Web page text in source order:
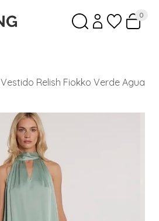
0
Vestido Relish Fiokko Verde Agua